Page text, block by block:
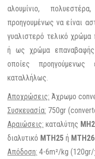
αλουμίνιο,
προηγουμένως να είναι
γυαλιστερό τελικό
ή ως χρώμα επαναβαφής
οποίες προηγούμενως
καταλλήλως.
Αποχρώσεις: Άχρωμο
Συσκευασία: 750gr
Αραιώσεις: καταλύτης
διαλυτικό ΜΤΗ25 ή MTH26
Απόδοση: 4-6m²/kg (120gr/